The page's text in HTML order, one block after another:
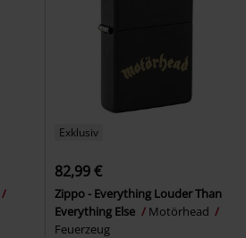
Exklusiv
82,99 €
Zippo - Everything Louder Than
Everything Else
Motörhead
Feuerzeug